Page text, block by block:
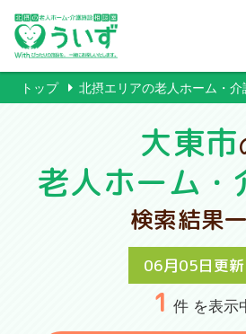
トップ 北摂エリアの老人ホーム・介
大東市
老人ホーム・
検索結果
06月05日更新
1 件 を表示